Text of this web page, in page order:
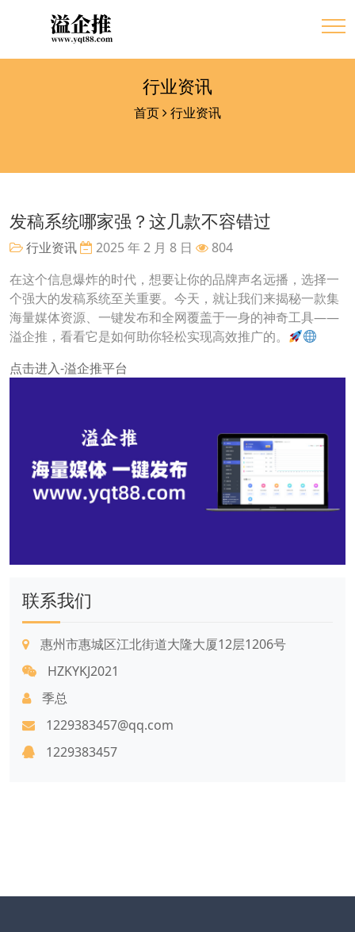
行业资讯
首页 行业资讯
发稿系统哪家强？这几款不容错过
行业资讯 2025 年 2 月 8 日
804
在这个信息爆炸的时代，想要让你的品牌声名远播，选择一
个强大的发稿系统至关重要。今天，就让我们来揭秘一款集
海量媒体资源、一键发布和全网覆盖于一身的神奇工具——
溢企推，看看它是如何助你轻松实现高效推广的。
点击进入-溢企推平台
联系我们
惠州市惠城区江北街道大隆大厦12层1206号
HZKYKJ2021
季总
1229383457@qq.com
1229383457